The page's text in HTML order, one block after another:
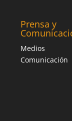
Prensa y
Medios
Comunicación